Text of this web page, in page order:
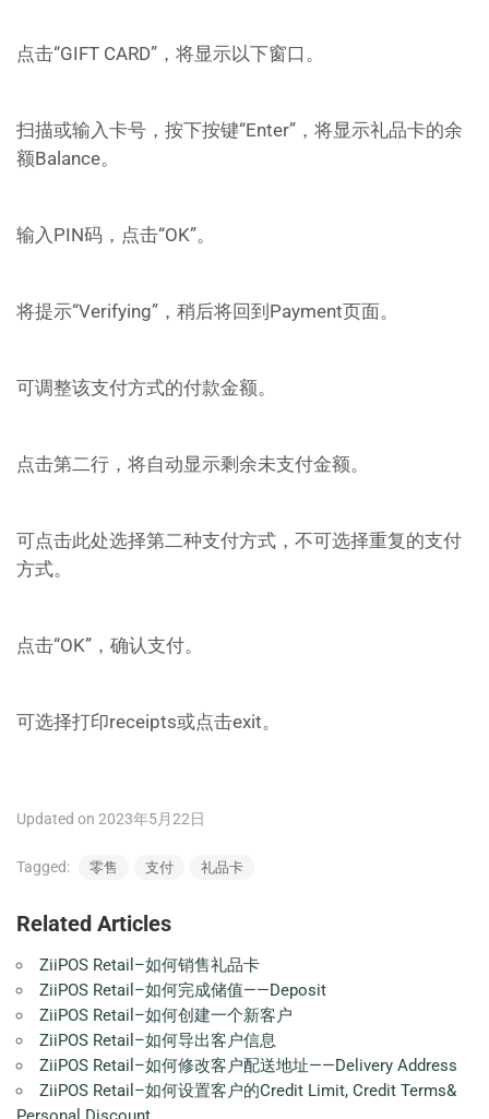
点击“GIFT CARD”，将显示以下窗口。
扫描或输入卡号，按下按键“Enter”，将显示礼品卡的余
额Balance。
输入PIN码，点击“OK”。
将提示“Verifying”，稍后将回到Payment页面。
可调整该支付方式的付款金额。
点击第二行，将自动显示剩余未支付金额。
可点击此处选择第二种支付方式，不可选择重复的支付
方式。
点击“OK”，确认支付。
可选择打印receipts或点击exit。
Updated on 2023年5月22日
Tagged: 零售 支付 礼品卡
Related Articles
ZiiPOS Retail–如何销售礼品卡
ZiiPOS Retail–如何完成储值——Deposit
ZiiPOS Retail–如何创建一个新客户
ZiiPOS Retail–如何导出客户信息
ZiiPOS Retail–如何修改客户配送地址——Delivery Address
ZiiPOS Retail–如何设置客户的Credit Limit, Credit Terms&